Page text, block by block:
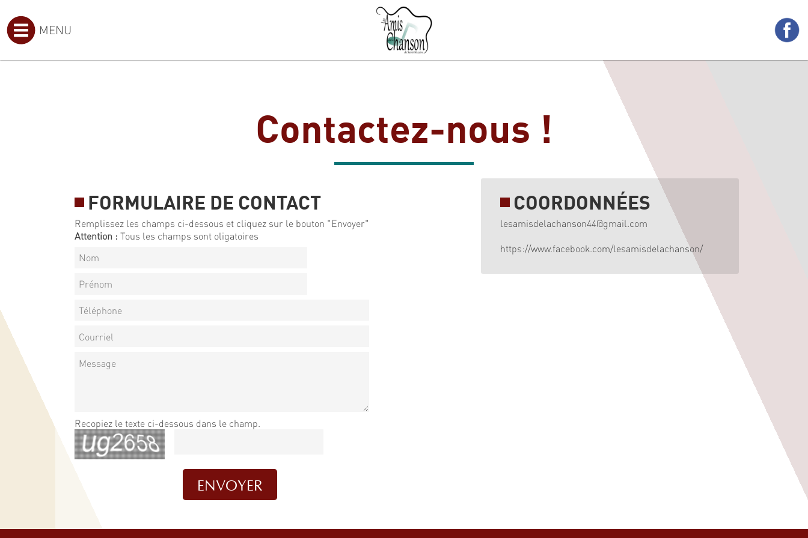
MENU
Contactez-nous !
COORDONNÉES
lesamisdelachanson44@gmail.com
https://www.facebook.com/lesamisdelachanson/
FORMULAIRE DE CONTACT
Remplissez les champs ci-dessous et cliquez sur le bouton "Envoyer"
Attention : Tous les champs sont oligatoires
Recopiez le texte ci-dessous dans le champ.